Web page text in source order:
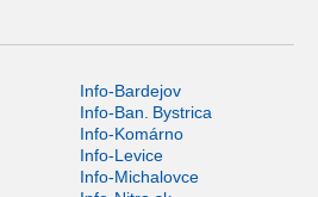
Info-Bardejov
Info-Ban. Bystrica
Info-Komárno
Info-Levice
Info-Michalovce